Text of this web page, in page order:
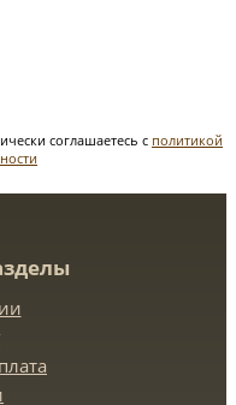
соглашаетесь с политикой